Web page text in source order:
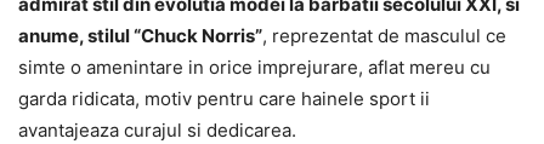
anume, stilul “Chuck Norris”, reprezentat de masculul ce
simte o amenintare in orice imprejurare, aflat mereu cu
garda ridicata, motiv pentru care hainele sport ii
avantajeaza curajul si dedicarea.